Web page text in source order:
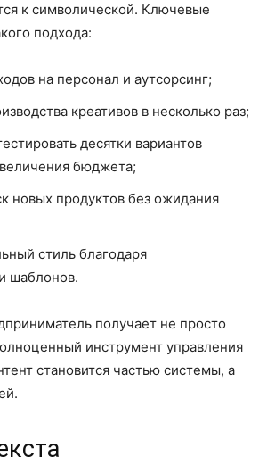
к символической. Ключевые
подхода:
на персонал и аутсорсинг;
креативов в несколько раз;
десятки вариантов
бюджета;
новых продуктов без ожидания
стиль благодаря
шаблонов.
получает не просто
инструмент управления
становится частью системы, а